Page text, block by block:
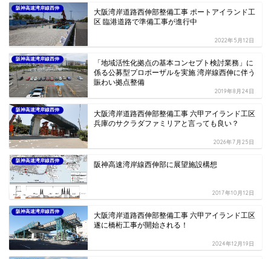
阪神高速湾岸線西伸
大阪湾岸道路西伸部整備工事 ポートアイランド工
区 臨港道路で準備工事が進行中
2022年5月12日
阪神高速湾岸線西伸
「地域活性化拠点の基本コンセプト検討業務」に
係る公募型プロポーザルを実施 湾岸線西伸に伴う
賑わい拠点整備
2019年8月24日
阪神高速湾岸線西伸
大阪湾岸道路西伸部整備工事 六甲アイランド工区
兵庫のサクラダファミリアと言っても良い？
2026年7月25日
阪神高速湾岸線西伸 阪神高速湾岸線西伸部に展望施設構想
2017年10月12日
阪神高速湾岸線西伸
大阪湾岸道路西伸部整備工事 六甲アイランド工区
遂に橋桁工事が開始される！
2024年12月19日